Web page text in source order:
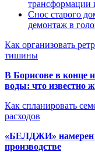
Снос старого
демонтаж в
Как организовать
тишины
В Борисове в конце
воды: что известно
Как спланировать
расходов
«БЕЛДЖИ» намерен
производстве